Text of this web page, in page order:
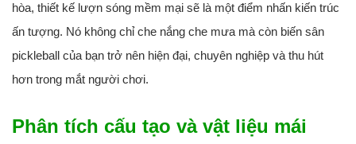
hòa, thiết kế lượn sóng mềm mại sẽ là một điểm nhấn kiến trúc
ấn tượng. Nó không chỉ che nắng che mưa mà còn biến sân
pickleball của bạn trở nên hiện đại, chuyên nghiệp và thu hút
hơn trong mắt người chơi.
Phân tích cấu tạo và vật liệu mái